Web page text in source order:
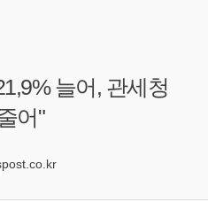
늘어, 관세청
어"